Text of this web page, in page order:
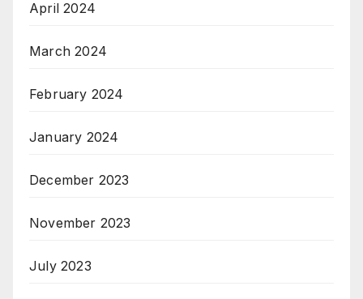
April 2024
March 2024
February 2024
January 2024
December 2023
November 2023
July 2023